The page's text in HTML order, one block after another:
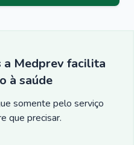
a Medprev facilita
à saúde
somente pelo serviço
que precisar.